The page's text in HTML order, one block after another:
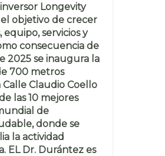
Longevity
el objetivo de crecer
equipo, servicios y
consecuencia de
2025 se inaugura la
700 metros
Claudio Coello
las 10 mejores
de
donde se
la actividad
EL Dr. Durántez es